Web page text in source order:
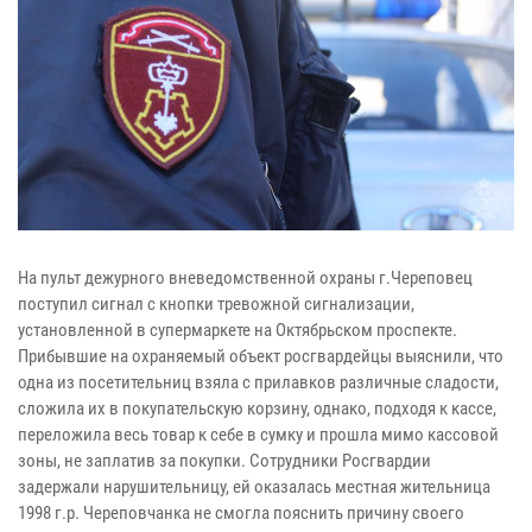
На пульт дежурного вневедомственной охраны г.Череповец
поступил сигнал с кнопки тревожной сигнализации,
установленной в супермаркете на Октябрьском проспекте.
Прибывшие на охраняемый объект росгвардейцы выяснили, что
одна из посетительниц взяла с прилавков различные сладости,
сложила их в покупательскую корзину, однако, подходя к кассе,
переложила весь товар к себе в сумку и прошла мимо кассовой
зоны, не заплатив за покупки. Сотрудники Росгвардии
задержали нарушительницу, ей оказалась местная жительница
1998 г.р. Череповчанка не смогла пояснить причину своего